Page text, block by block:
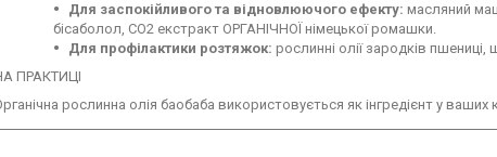
Для заспокійливого та відновлюючого ефекту: масляний
бісаболол, СО2 екстракт ОРГАНІЧНОЇ німецької ромашки.
Для профілактики розтяжок: рослинні олії зародків
ПРАКТИЦІ
рослинна олія баобаба використовується як інгредієнт у